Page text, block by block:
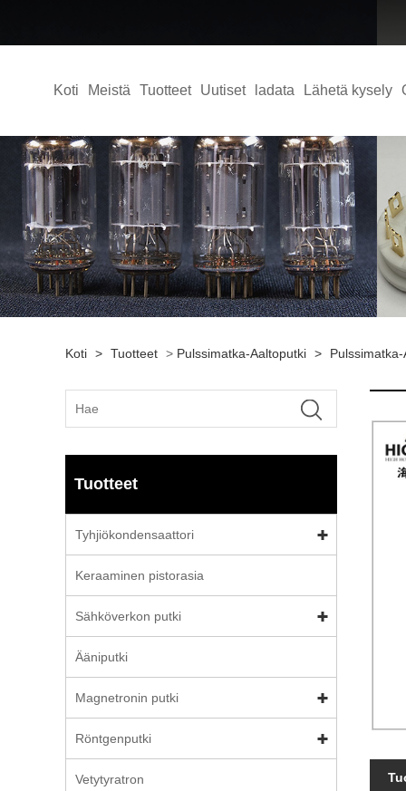
Koti Meistä Tuotteet Uutiset ladata Lähetä kysely
Koti > Tuotteet > Pulssimatka-Aaltoputki >
Tuotteet
Tyhjiökondensaattori
Keraaminen pistorasia
Sähköverkon putki
Ääniputki
Magnetronin putki
Röntgenputki
Vetytyratron